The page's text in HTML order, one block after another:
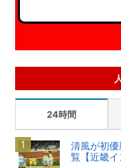
24時間
清風が初
覧【近畿イ